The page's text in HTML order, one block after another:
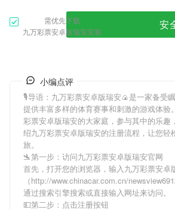
需优先下载
九万彩票安卓版瑞安安装
安
小编点评
🎙导语： 九万彩票安卓版瑞安🍙是一家备受
提供丰富多样的体育赛事和刺激的游戏体验
彩票安卓版瑞安的大家庭，参与其中的乐趣
绍九万彩票安卓版瑞安的注册流程，让您轻
旅。
🛬第一步：访问九万彩票安卓版瑞安官网
首先，打开您的浏览器，输入九万彩票安卓
（http://www.chinacar.com.cn/
通过搜索引擎搜索或直接输入网址来访问。
💵第二步：点击注册按钮